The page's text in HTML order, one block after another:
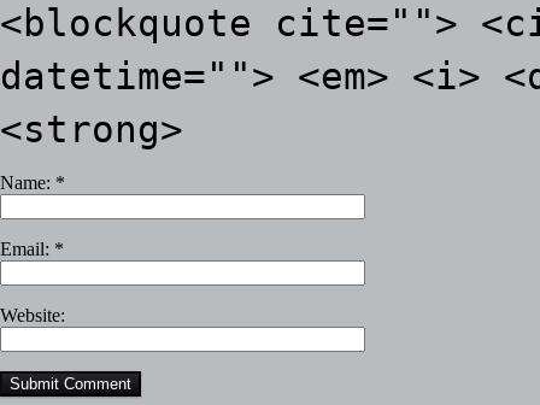
<blockquote cite="">
datetime=""> <em> <i>
<strong>
Name: *
Email: *
Website: